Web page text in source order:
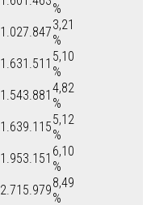
%
1.027.8473,21
%
1.631.511 5,10
%
1.543.881 4,82
%
1.639.1155,12
%
1.953.151 6,10
%
2.715.9798,49
%